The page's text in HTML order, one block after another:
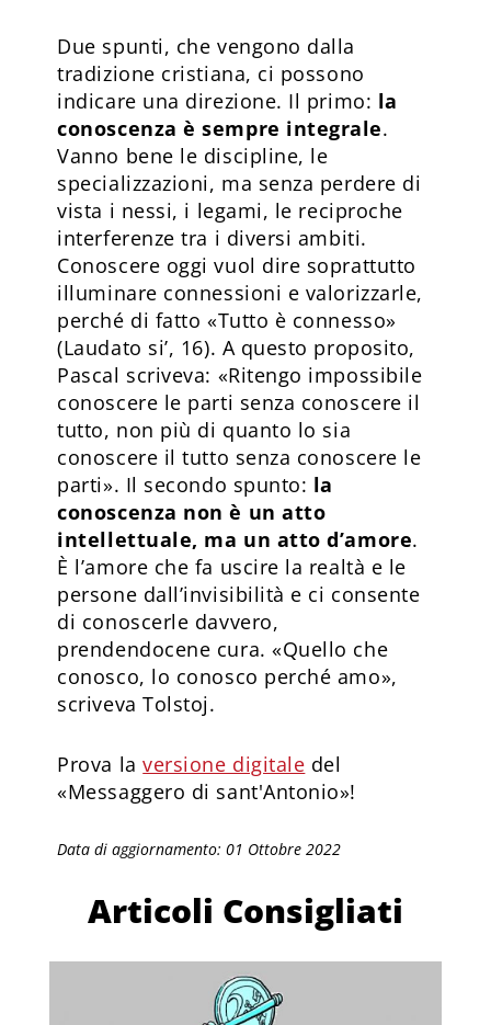
Due spunti, che vengono dalla
tradizione cristiana, ci possono
indicare una direzione. Il primo: la
conoscenza è sempre integrale.
Vanno bene le discipline, le
specializzazioni, ma senza perdere di
vista i nessi, i legami, le reciproche
interferenze tra i diversi ambiti.
Conoscere oggi vuol dire soprattutto
illuminare connessioni e valorizzarle,
perché di fatto «Tutto è connesso»
(Laudato si’, 16). A questo proposito,
Pascal scriveva: «Ritengo impossibile
conoscere le parti senza conoscere il
tutto, non più di quanto lo sia
conoscere il tutto senza conoscere le
parti». Il secondo spunto: la
conoscenza non è un atto
intellettuale, ma un atto d’amore.
È l’amore che fa uscire la realtà e le
persone dall’invisibilità e ci consente
di conoscerle davvero,
prendendocene cura. «Quello che
conosco, lo conosco perché amo»,
scriveva Tolstoj.
Prova laversione digitale del
«Messaggero di sant'Antonio»!
Data di aggiornamento: 01 Ottobre 2022
Articoli Consigliati